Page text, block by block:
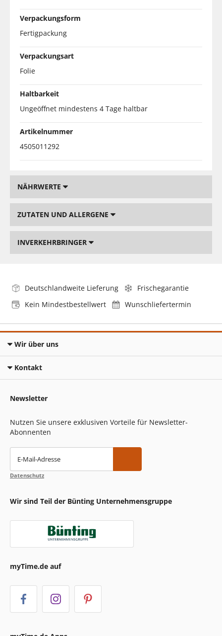
Verpackungsform
Fertigpackung
Verpackungsart
Folie
Haltbarkeit
Ungeöffnet mindestens 4 Tage haltbar
Artikelnummer
4505011292
NÄHRWERTE
ZUTATEN UND ALLERGENE
INVERKEHRBRINGER
Deutschlandweite Lieferung
Frischegarantie
Kein Mindestbestellwert
Wunschliefertermin
Wir über uns
Kontakt
Newsletter
Nutzen Sie unsere exklusiven Vorteile für Newsletter-
Abonnenten
E-Mail-Adresse
Datenschutz
Wir sind Teil der Bünting Unternehmensgruppe
myTime.de auf